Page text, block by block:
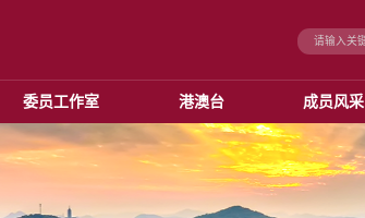
委员工作室 港澳台 成员风采